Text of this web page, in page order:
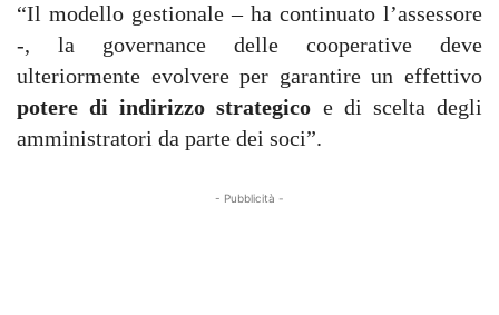
“Il modello gestionale – ha continuato l’assessore
-, la governance delle cooperative deve
ulteriormente evolvere per garantire un effettivo
potere di indirizzo strategico e di scelta degli
amministratori da parte dei soci”.
- Pubblicità -